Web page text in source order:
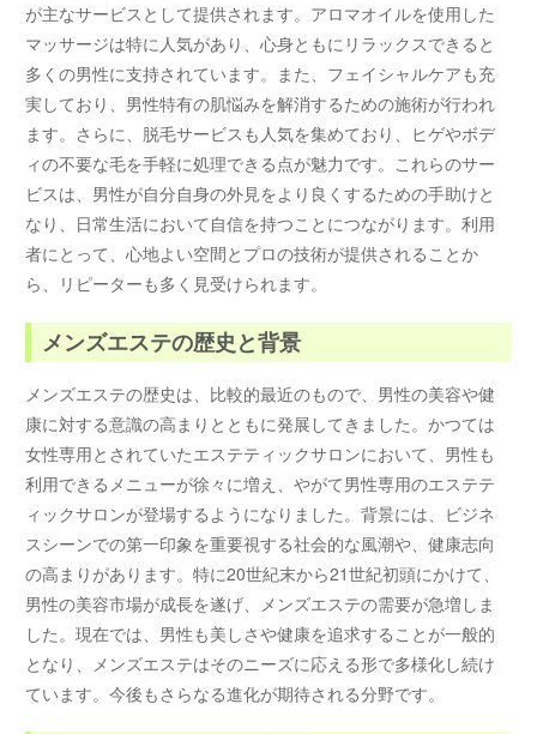
が主なサービスとして提供されます。アロマオイルを使用した
マッサージは特に人気があり、心身ともにリラックスできると
多くの男性に支持されています。また、フェイシャルケアも充
実しており、男性特有の肌悩みを解消するための施術が行われ
ます。さらに、脱毛サービスも人気を集めており、ヒゲやボデ
ィの不要な毛を手軽に処理できる点が魅力です。これらのサー
ビスは、男性が自分自身の外見をより良くするための手助けと
なり、日常生活において自信を持つことにつながります。利用
者にとって、心地よい空間とプロの技術が提供されることか
ら、リピーターも多く見受けられます。
メンズエステの歴史と背景
メンズエステの歴史は、比較的最近のもので、男性の美容や健
康に対する意識の高まりとともに発展してきました。かつては
女性専用とされていたエステティックサロンにおいて、男性も
利用できるメニューが徐々に増え、やがて男性専用のエステテ
ィックサロンが登場するようになりました。背景には、ビジネ
スシーンでの第一印象を重要視する社会的な風潮や、健康志向
の高まりがあります。特に20世紀末から21世紀初頭にかけて、
男性の美容市場が成長を遂げ、メンズエステの需要が急増しま
した。現在では、男性も美しさや健康を追求することが一般的
となり、メンズエステはそのニーズに応える形で多様化し続け
ています。今後もさらなる進化が期待される分野です。